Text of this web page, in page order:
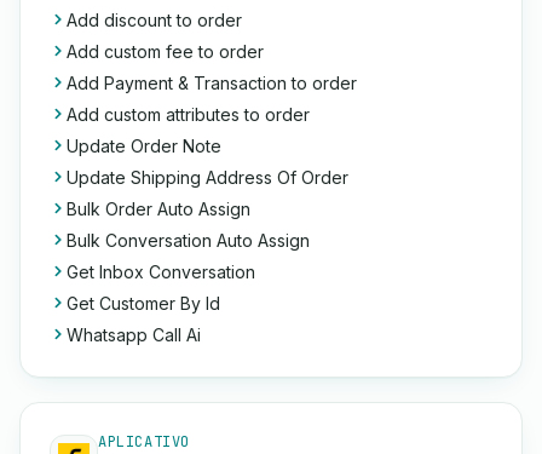
Add discount to order
Add custom fee to order
Add Payment & Transaction to order
Add custom attributes to order
Update Order Note
Update Shipping Address Of Order
Bulk Order Auto Assign
Bulk Conversation Auto Assign
Get Inbox Conversation
Get Customer By Id
Whatsapp Call Ai
APLICATIVO